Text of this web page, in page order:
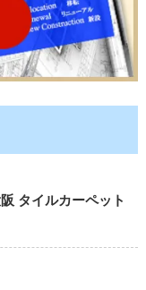
タイルカーペット